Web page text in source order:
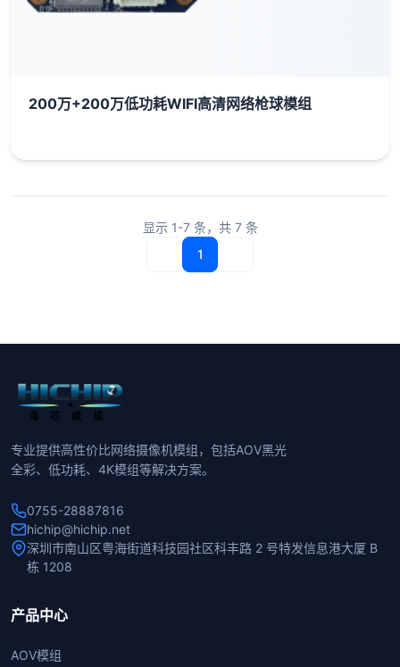
200万+200万低功耗WIFI高清网络枪球模组
显示 1-7条，共 7条
1
专业提供高性价比网络摄像机模组，包括AOV黑光
全彩、低功耗、4K模组等解决方案。
0755-28887816
hichip@hichip.net
深圳市南山区粤海街道科技园社区科丰路 2 号特发信息港大厦 B
栋 1208
产品中心
AOV模组